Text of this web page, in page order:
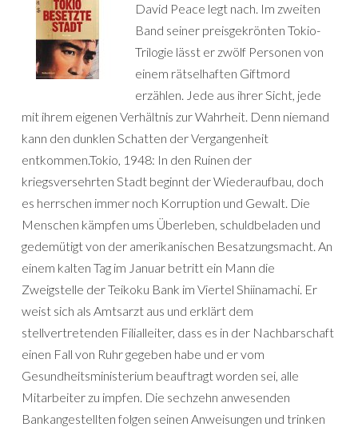
David Peace legt nach. Im zweiten
Band seiner preisgekrönten Tokio-
Trilogie lässt er zwölf Personen von
einem rätselhaften Giftmord
erzählen. Jede aus ihrer Sicht, jede
mit ihrem eigenen Verhältnis zur Wahrheit. Denn niemand
kann den dunklen Schatten der Vergangenheit
entkommen.Tokio, 1948: In den Ruinen der
kriegsversehrten Stadt beginnt der Wiederaufbau, doch
es herrschen immer noch Korruption und Gewalt. Die
Menschen kämpfen ums Überleben, schuldbeladen und
gedemütigt von der amerikanischen Besatzungsmacht. An
einem kalten Tag im Januar betritt ein Mann die
Zweigstelle der Teikoku Bank im Viertel Shiinamachi. Er
weist sich als Amtsarzt aus und erklärt dem
stellvertretenden Filialleiter, dass es in der Nachbarschaft
einen Fall von Ruhr gegeben habe und er vom
Gesundheitsministerium beauftragt worden sei, alle
Mitarbeiter zu impfen. Die sechzehn anwesenden
Bankangestellten folgen seinen Anweisungen und trinken